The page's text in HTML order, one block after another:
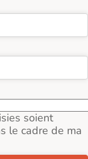
soient
le cadre de ma